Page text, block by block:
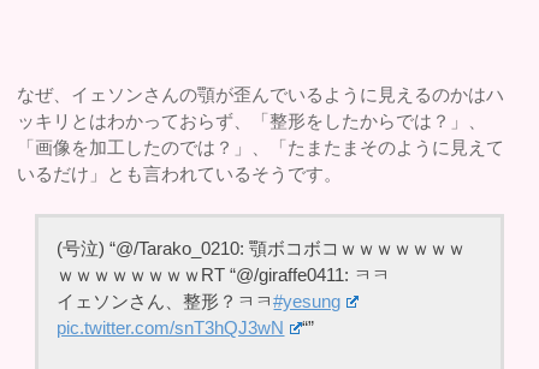
なぜ、イェソンさんの顎が歪んでいるように見えるのかはハ
ッキリとはわかっておらず、「整形をしたからでは？」、
「画像を加工したのでは？」、「たまたまそのように見えて
いるだけ」とも言われているそうです。
(号泣) “@/Tarako_0210: 顎ボコボコｗｗｗｗｗｗｗ
ｗｗｗｗｗｗｗｗRT “@/giraffe0411: ㅋㅋ
イェソンさん、整形？ㅋㅋ#yesung
pic.twitter.com/snT3hQJ3wN
“”